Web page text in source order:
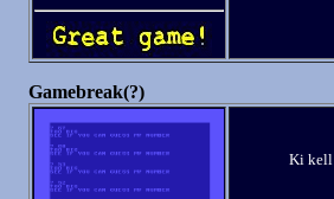
Gamebreak(?)
Ki kell